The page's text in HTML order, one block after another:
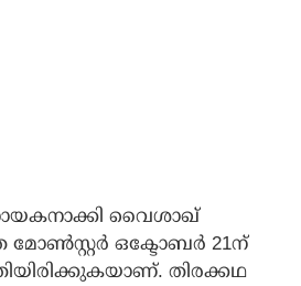
വൈശാഖ്
മോണ്‍സ്റ്റര്‍ ഒക്ടോബര്‍ 21ന്
തിരക്കഥ